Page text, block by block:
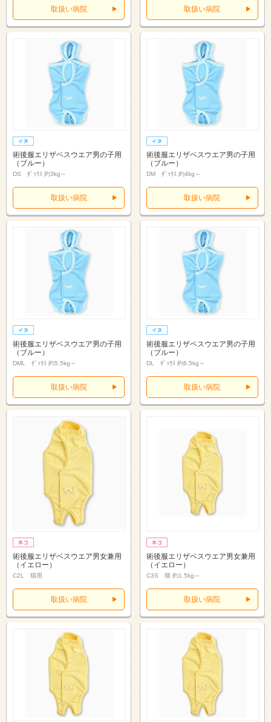
取扱い病院 取扱い病院
術後服エリザベスウエア男の子用
（ブルー）
DS ﾀﾞｯｸｽ 約3kg～
取扱い病院
術後服エリザベスウエア男の子用
（ブルー）
DM ﾀﾞｯｸｽ 約4kg～
取扱い病院
術後服エリザベスウエア男の子用
（ブルー）
DML ﾀﾞｯｸｽ 約5.5kg～
取扱い病院
術後服エリザベスウエア男の子用
（ブルー）
DL ﾀﾞｯｸｽ 約6.5kg～
取扱い病院
術後服エリザベスウエア男女兼用
（イエロー）
C2L 猫用
取扱い病院
術後服エリザベスウエア男女兼用
（イエロー）
C3S 猫 約1.5kg～
取扱い病院